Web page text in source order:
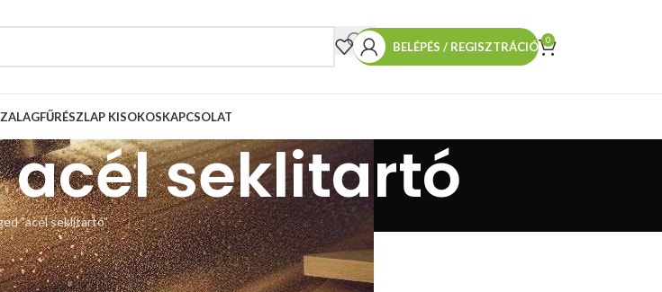
BELÉPÉS / REGISZTRÁCIÓ 0
KISOKOSKAPCSOLAT
seklitartó
"acél seklitartó"